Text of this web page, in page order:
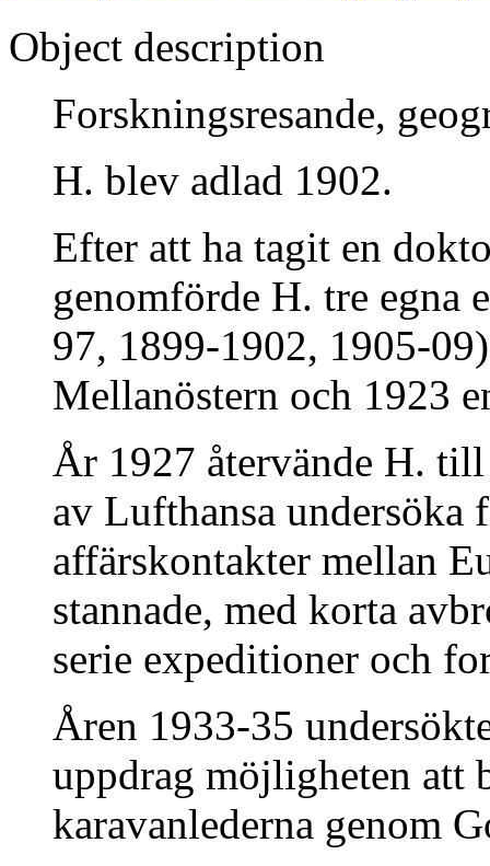
Object description
Forskningsresande,
H. blev adlad 1902.
Efter att ha tagit en
genomförde H. tre egna
97, 1899-1902, 1905-
Mellanöstern och 1923
År 1927 återvände H.
av Lufthansa undersöka
affärskontakter mellan
stannade, med korta
serie expeditioner och
Åren 1933-35
uppdrag möjligheten att
karavanlederna genom